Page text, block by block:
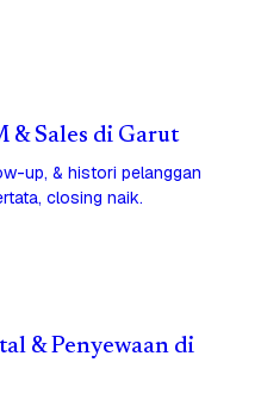
& Sales di Garut
up, & histori pelanggan
closing naik.
& Penyewaan di